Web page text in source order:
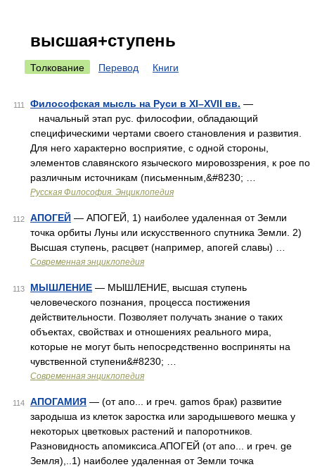
высшая+ступень
Толкование Перевод Книги
111 Философская мысль на Руси в XI–XVII вв. —
начальный этап рус. философии, обладающий
специфическими чертами своего становления и развития.
Для него характерно восприятие, с одной стороны,
элементов славянского языческого мировоззрения, к рое по
различным источникам (письменным,&#8230; …
Русская Философия. Энциклопедия
112 АПОГЕЙ — АПОГЕЙ, 1) наиболее удаленная от Земли
точка орбиты Луны или искусственного спутника Земли. 2)
Высшая ступень, расцвет (например, апогей славы) …
Современная энциклопедия
113 МЫШЛЕНИЕ — МЫШЛЕНИЕ, высшая ступень
человеческого познания, процесса постижения
действительности. Позволяет получать знание о таких
объектах, свойствах и отношениях реального мира,
которые не могут быть непосредственно восприняты на
чувственной ступени&#8230; …
Современная энциклопедия
114 АПОГАМИЯ — (от апо... и греч. gamos брак) развитие
зародыша из клеток заростка или зародышевого мешка у
некоторых цветковых растений и папоротников.
Разновидность апомиксиса.АПОГЕЙ (от апо... и греч. ge
Земля),..1) наиболее удаленная от Земли точка